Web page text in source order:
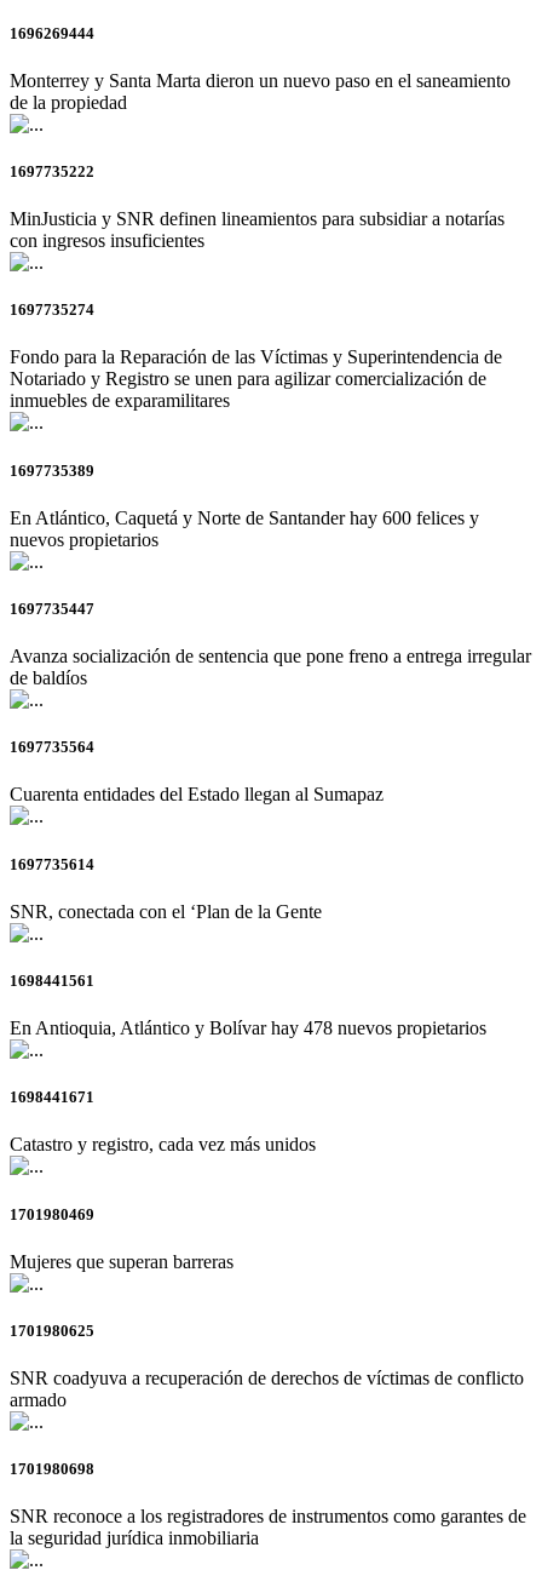
1696269444
Monterrey y Santa Marta dieron un nuevo paso en el saneamiento
de la propiedad
1697735222
MinJusticia y SNR definen lineamientos para subsidiar a notarías
con ingresos insuficientes
1697735274
Fondo para la Reparación de las Víctimas y Superintendencia de
Notariado y Registro se unen para agilizar comercialización de
inmuebles de exparamilitares
1697735389
En Atlántico, Caquetá y Norte de Santander hay 600 felices y
nuevos propietarios
1697735447
Avanza socialización de sentencia que pone freno a entrega irregular
de baldíos
1697735564
Cuarenta entidades del Estado llegan al Sumapaz
1697735614
SNR, conectada con el ‘Plan de la Gente
1698441561
En Antioquia, Atlántico y Bolívar hay 478 nuevos propietarios
1698441671
Catastro y registro, cada vez más unidos
1701980469
Mujeres que superan barreras
1701980625
SNR coadyuva a recuperación de derechos de víctimas de conflicto
armado
1701980698
SNR reconoce a los registradores de instrumentos como garantes de
la seguridad jurídica inmobiliaria